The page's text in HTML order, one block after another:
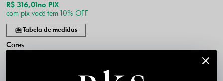
R$ 316,01 no PIX
com pix você tem 10% OFF
Tabela de medidas